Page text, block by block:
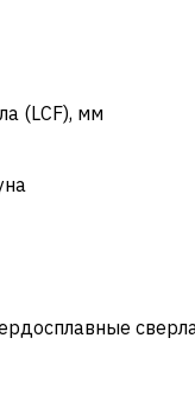
(LCF), мм